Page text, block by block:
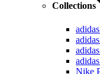
Collections
Nike